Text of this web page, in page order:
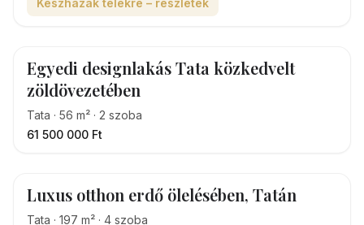
Egyedi designlakás Tata közkedvelt
zöldövezetében
Tata · 56 m² · 2 szoba
61 500 000 Ft
Luxus otthon erdő ölelésében, Tatán
Tata · 197 m² · 4 szoba